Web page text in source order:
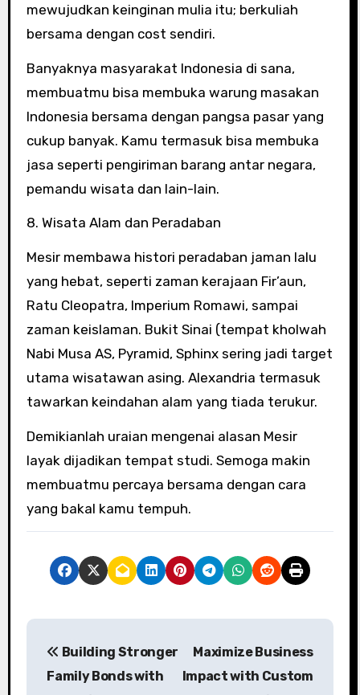
mewujudkan keinginan mulia itu; berkuliah
bersama dengan cost sendiri.
Banyaknya masyarakat Indonesia di sana,
membuatmu bisa membuka warung masakan
Indonesia bersama dengan pangsa pasar yang
cukup banyak. Kamu termasuk bisa membuka
jasa seperti pengiriman barang antar negara,
pemandu wisata dan lain-lain.
8. Wisata Alam dan Peradaban
Mesir membawa histori peradaban jaman lalu
yang hebat, seperti zaman kerajaan Fir’aun,
Ratu Cleopatra, Imperium Romawi, sampai
zaman keislaman. Bukit Sinai (tempat kholwah
Nabi Musa AS, Pyramid, Sphinx sering jadi target
utama wisatawan asing. Alexandria termasuk
tawarkan keindahan alam yang tiada terukur.
Demikianlah uraian mengenai alasan Mesir
layak dijadikan tempat studi. Semoga makin
membuatmu percaya bersama dengan cara
yang bakal kamu tempuh.
P
Building Stronger
Family Bonds with
Maximize Business
Impact with Custom